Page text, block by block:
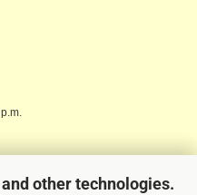
other technologies.